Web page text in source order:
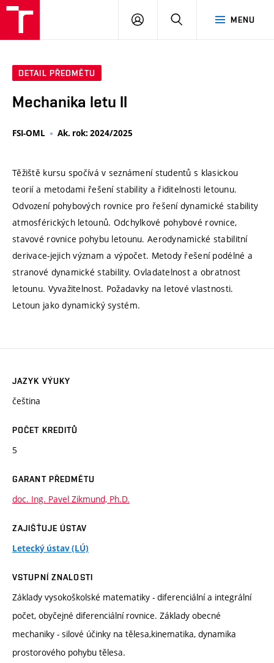
MENU
PŘIHLÁSIT
DETAIL PŘEDMĚTU
Mechanika letu II
FSI-OML Ak. rok: 2024/2025
Těžiště kursu spočívá v seznámení studentů s klasickou
teorií a metodami řešení stability a řiditelnosti letounu.
Odvození pohybových rovnice pro řešení dynamické stability
atmosférických letounů. Odchylkové pohybové rovnice,
stavové rovnice pohybu letounu. Aerodynamické stabilitní
derivace-jejich význam a výpočet. Metody řešení podélné a
stranové dynamické stability. Ovladatelnost a obratnost
letounu. Vyvažitelnost. Požadavky na letové vlastnosti.
Letoun jako dynamický systém.
JAZYK VÝUKY
čeština
POČET KREDITŮ
5
GARANT PŘEDMĚTU
doc. Ing. Pavel Zikmund, Ph.D.
ZAJIŠŤUJE ÚSTAV
Letecký ústav (LÚ)
VSTUPNÍ ZNALOSTI
Základy vysokoškolské matematiky - diferenciální a integrální
počet, obyčejné diferenciální rovnice. Základy obecné
mechaniky - silové účinky na tělesa,kinematika, dynamika
prostorového pohybu tělesa.